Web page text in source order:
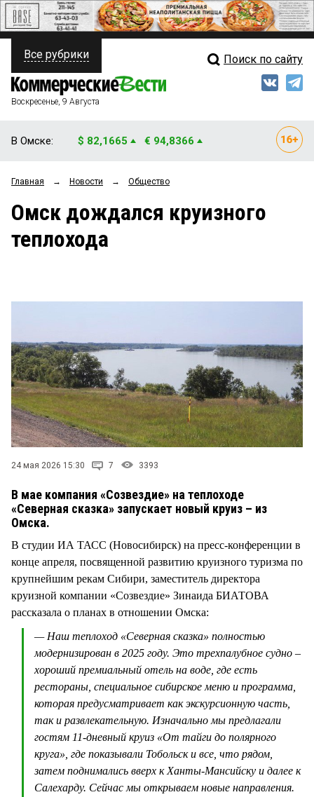
ПОЛИТИКА
ФИНАНСЫ
ОБЩЕСТВО
ЗАКОН
НОВОСТИ КОМПАНИЙ
Свежий выпуск
Рейтинги
Все рубрики Поиск по сайту
Воскресенье, 9 Августа
В Омске: $ 82,1665 € 94,8366
Главная → Новости → Общество
Омск дождался круизного
теплохода
24 мая 2026 15:30 7 3393
В мае компания «Созвездие» на теплоходе
«Северная сказка» запускает новый круиз – из
Омска.
В студии ИА ТАСС (Новосибирск) на пресс-конференции в
конце апреля, посвященной развитию круизного туризма по
крупнейшим рекам Сибири, заместитель директора
круизной компании «Созвездие» Зинаида БИАТОВА
рассказала о планах в отношении Омска:
— Наш теплоход «Северная сказка» полностью
модернизирован в 2025 году. Это трехпалубное судно –
хороший премиальный отель на воде, где есть
рестораны, специальное сибирское меню и программа,
которая предусматривает как экскурсионную часть,
так и развлекательную. Изначально мы предлагали
гостям 11-дневный круиз «От тайги до полярного
круга», где показывали Тобольск и все, что рядом,
затем поднимались вверх к Ханты-Мансийску и далее к
Салехарду. Сейчас мы открываем новые направления.